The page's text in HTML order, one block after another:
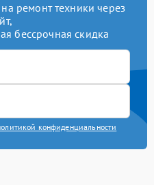
ремонт техники через
бессрочная скидка
конфиденциальности